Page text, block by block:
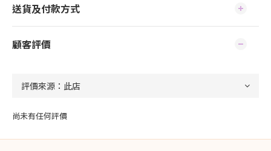
送貨及付款方式
顧客評價
尚未有任何評價